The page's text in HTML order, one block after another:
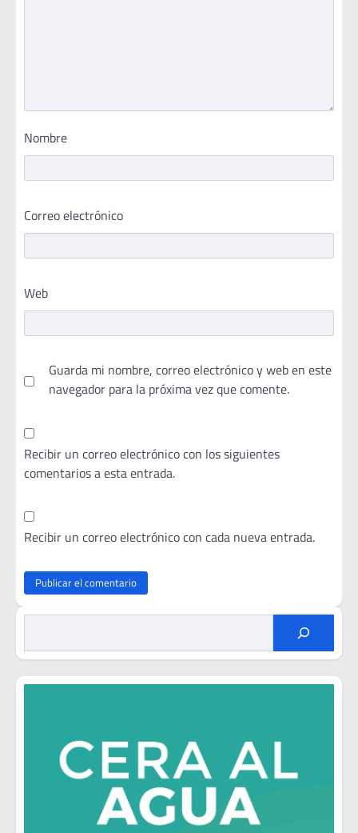
Nombre
Correo electrónico
Web
Guarda mi nombre, correo electrónico y web en este
navegador para la próxima vez que comente.
Recibir un correo electrónico con los siguientes
comentarios a esta entrada.
Recibir un correo electrónico con cada nueva entrada.